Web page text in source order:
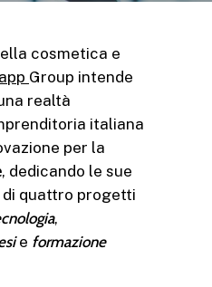
cosmetica e
Group intende
realtà
italiana
per la
, dedicando le sue
quattro progetti
,
e formazione